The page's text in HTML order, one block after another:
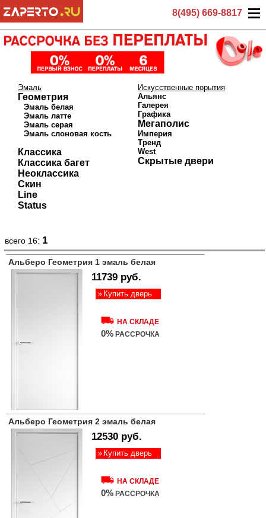
8(495) 669-8817
Эмаль
Геометрия
Эмаль белая
Эмаль латте
Эмаль серая
Эмаль слоновая кость
Классика
Классика багет
Неоклассика
Скин
Line
Status
Искусственные порытия
Альянс
Галерея
Графика
Мегаполис
Империя
Тренд
West
Скрытые двери
всего 16: 1
Альберо Геометрия 1 эмаль белая
11739 руб.
Купить дверь
НА СКЛАДЕ
0% РАССРОЧКА
Альберо Геометрия 2 эмаль белая
12530 руб.
Купить дверь
НА СКЛАДЕ
0% РАССРОЧКА